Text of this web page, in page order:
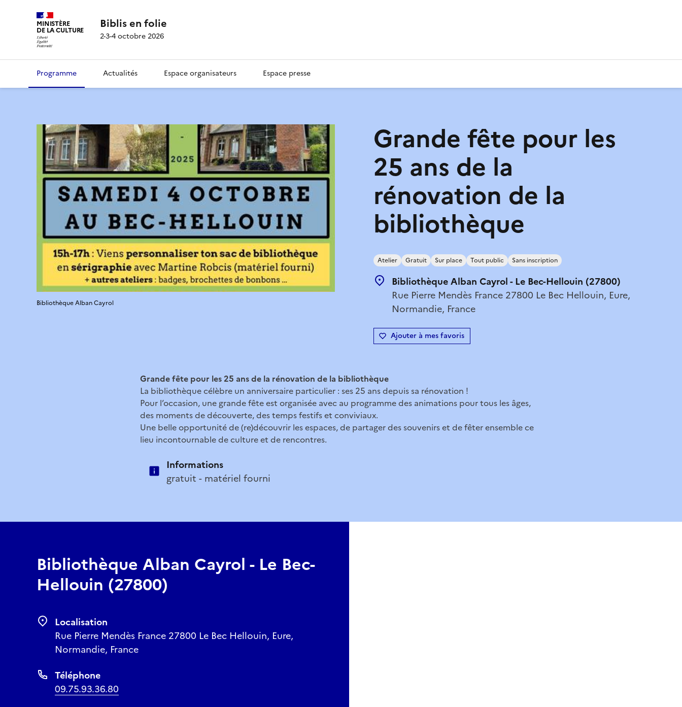
MINISTÈRE
DE LA CULTURE Biblis en folie
2-3-4 octobre 2026
Programme Actualités Espace organisateurs Espace presse
Grande fête pour les
25 ans de la
rénovation de la
bibliothèque
Atelier Gratuit Sur place Tout public Sans inscription
Bibliothèque Alban Cayrol - Le Bec-Hellouin (27800)
Rue Pierre Mendès France 27800 Le Bec Hellouin, Eure,
Normandie, France
Ajouter à mes favoris
Bibliothèque Alban Cayrol
Grande fête pour les 25 ans de la rénovation de la bibliothèque
La bibliothèque célèbre un anniversaire particulier : ses 25 ans depuis sa rénovation !
Pour l’occasion, une grande fête est organisée avec au programme des animations pour tous les âges,
des moments de découverte, des temps festifs et conviviaux.
Une belle opportunité de (re)découvrir les espaces, de partager des souvenirs et de fêter ensemble ce
lieu incontournable de culture et de rencontres.
Informations
gratuit - matériel fourni
Bibliothèque Alban Cayrol - Le Bec-
Hellouin (27800)
Localisation
Rue Pierre Mendès France 27800 Le Bec Hellouin, Eure,
Normandie, France
Téléphone
09.75.93.36.80